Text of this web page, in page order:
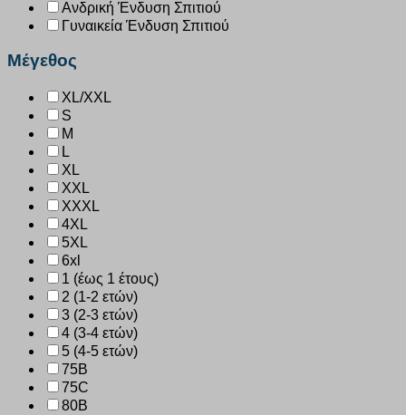
Ανδρική Ένδυση Σπιτιού
Γυναικεία Ένδυση Σπιτιού
Μέγεθος
XL/XXL
S
M
L
XL
XXL
XXXL
4XL
5XL
6xl
1 (έως 1 έτους)
2 (1-2 ετών)
3 (2-3 ετών)
4 (3-4 ετών)
5 (4-5 ετών)
75B
75C
80B